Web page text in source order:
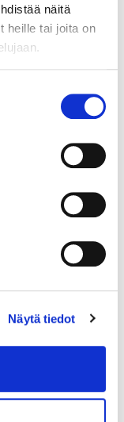
näitä
heille tai joita on
Näytä tiedot